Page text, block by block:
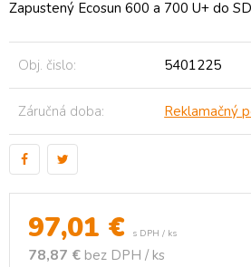
97,01 € s DPH / ks
78,87 € bez DPH / ks
Zapustený Ecosun 600 a 700 U+ do
Obj. čislo: 5401225
Záručná doba: Reklamačný